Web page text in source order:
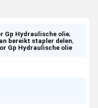
Gp Hydraulische olie,
bereikt stapler delen,
Gp Hydraulische olie